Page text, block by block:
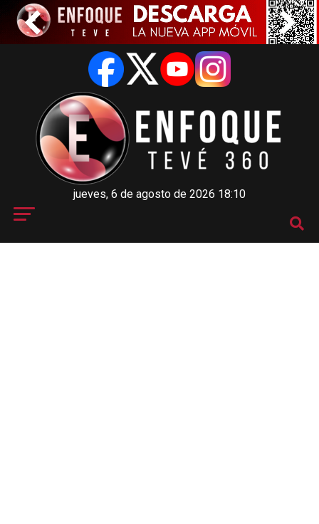
jueves, 6 de agosto de 2026 18:10